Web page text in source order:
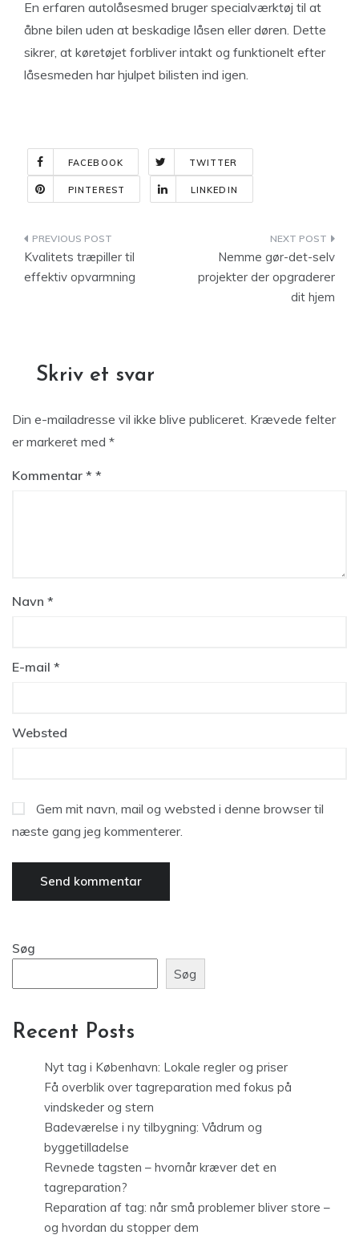
En erfaren autolåsesmed bruger specialværktøj til at
åbne bilen uden at beskadige låsen eller døren. Dette
sikrer, at køretøjet forbliver intakt og funktionelt efter
låsesmeden har hjulpet bilisten ind igen.
FACEBOOK TWITTER
PINTEREST LINKEDIN
Indlægsnavigation
Kvalitets træpiller til
effektiv opvarmning
Nemme gør-det-selv
projekter der opgraderer
dit hjem
Skriv et svar
Din e-mailadresse vil ikke blive publiceret. Krævede felter
er markeret med *
Kommentar *
Navn *
E-mail *
Websted
Gem mit navn, mail og websted i denne browser til
næste gang jeg kommenterer.
Søg
Søg
Recent Posts
Nyt tag i København: Lokale regler og priser
Få overblik over tagreparation med fokus på
vindskeder og stern
Badeværelse i ny tilbygning: Vådrum og
byggetilladelse
Revnede tagsten – hvornår kræver det en
tagreparation?
Reparation af tag: når små problemer bliver store –
og hvordan du stopper dem